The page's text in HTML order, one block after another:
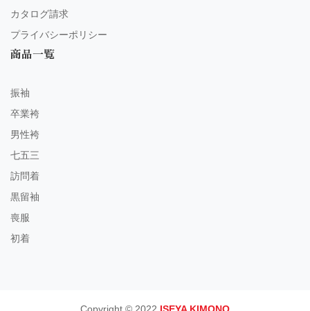
カタログ請求
プライバシーポリシー
商品一覧
振袖
卒業袴
男性袴
七五三
訪問着
黒留袖
喪服
初着